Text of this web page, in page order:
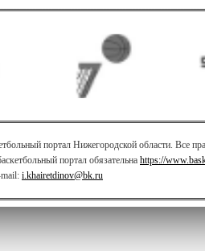
портал Нижегородской области. Все
портал обязательна https://
i.khairetdinov@bk.ru